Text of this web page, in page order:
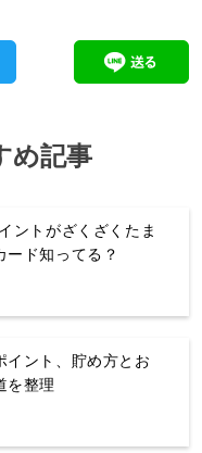
め記事
ントがざくざくたま
ード知ってる？
イント、貯め方とお
を整理